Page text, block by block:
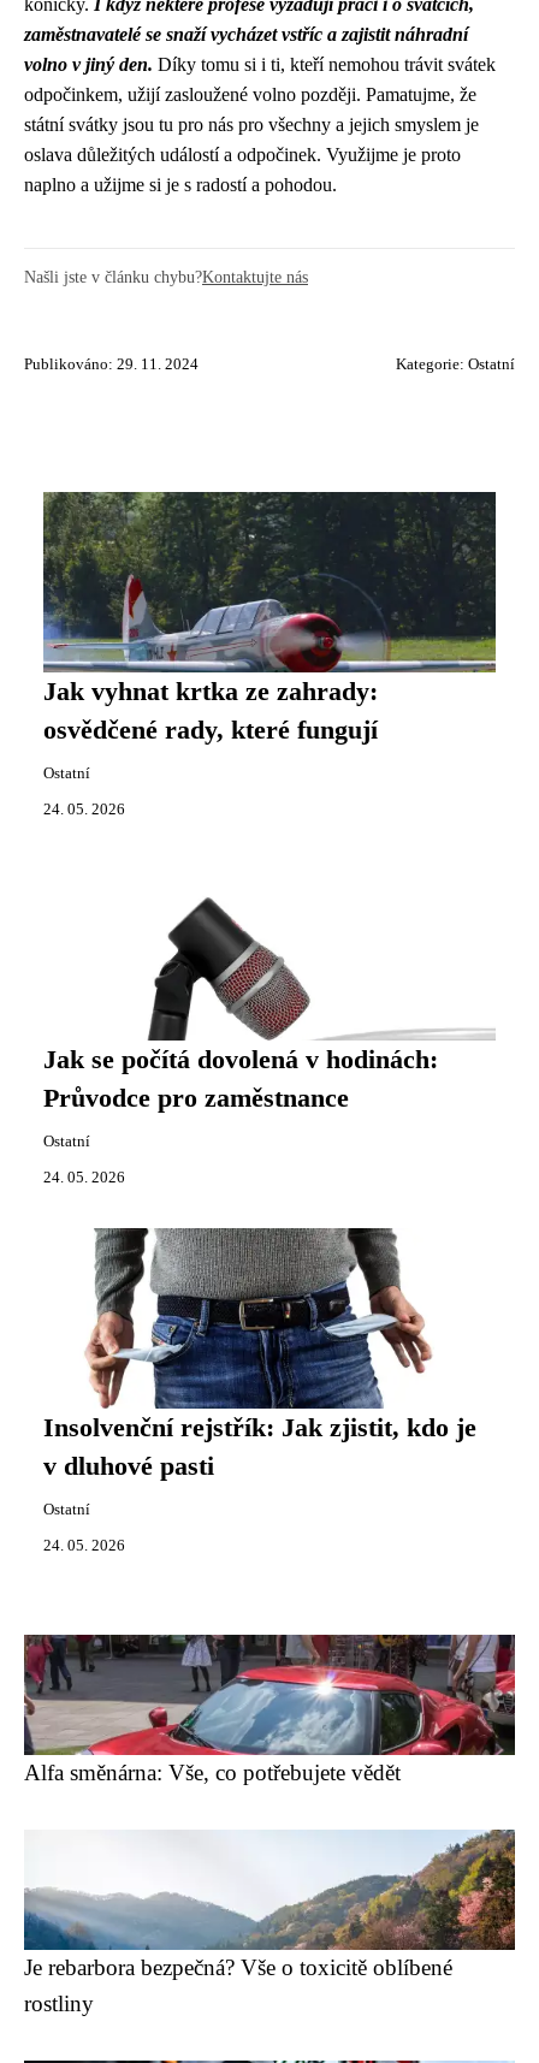
zaměstnavatelé se snaží vycházet vstříc a zajistit náhradní
volno v jiný den. Díky tomu si i ti, kteří nemohou trávit svátek
odpočinkem, užijí zasloužené volno později. Pamatujme, že
státní svátky jsou tu pro nás pro všechny a jejich smyslem je
oslava důležitých událostí a odpočinek. Využijme je proto
naplno a užijme si je s radostí a pohodou.
Našli jste v článku chybu?Kontaktujte nás
Publikováno: 29. 11. 2024 Kategorie: Ostatní
Jak vyhnat krtka ze zahrady:
osvědčené rady, které fungují
Ostatní
24. 05. 2026
Jak se počítá dovolená v hodinách:
Průvodce pro zaměstnance
Ostatní
24. 05. 2026
Insolvenční rejstřík: Jak zjistit, kdo je
v dluhové pasti
Ostatní
24. 05. 2026
Alfa směnárna: Vše, co potřebujete vědět
Je rebarbora bezpečná? Vše o toxicitě oblíbené
rostliny